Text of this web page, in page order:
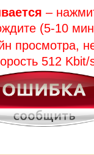
–
(5-10
просмотра,
512 Kbit/